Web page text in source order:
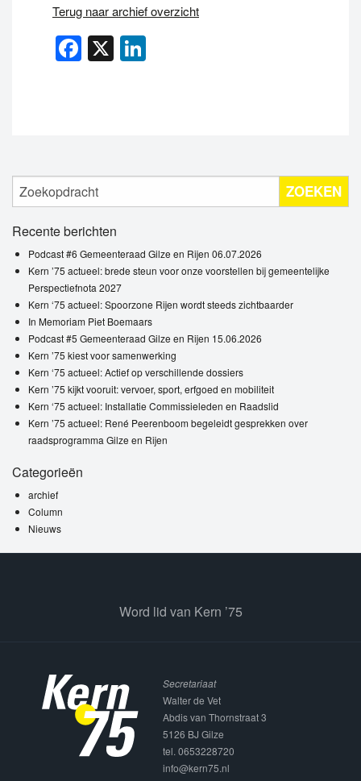
Terug naar archief overzicht
Facebook
X
ZOEKEN
Recente berichten
Podcast #6 Gemeenteraad Gilze en Rijen 06.07.2026
Kern ’75 actueel: brede steun voor onze voorstellen bij gemeentelijke
Perspectiefnota 2027
Kern ‘75 actueel: Spoorzone Rijen wordt steeds zichtbaarder
In Memoriam Piet Boemaars
Podcast #5 Gemeenteraad Gilze en Rijen 15.06.2026
Kern ’75 kiest voor samenwerking
Kern ‘75 actueel: Actief op verschillende dossiers
Kern ’75 kijkt vooruit: vervoer, sport, erfgoed en mobiliteit
Kern ‘75 actueel: Installatie Commissieleden en Raadslid
Kern ’75 actueel: René Peerenboom begeleidt gesprekken over
raadsprogramma Gilze en Rijen
Categorieën
archief
Column
Nieuws
Word lid van Kern ’75
Secretariaat
Walter de Vet
Abdis van Thornstraat 3
5126 BJ Gilze
tel. 0653228720
info@kern75.nl